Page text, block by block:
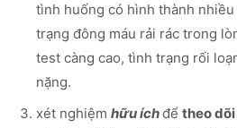
tình huống có hình thành
trạng đông máu rải rác trong
test càng cao, tình trạng rối
nặng.
xét nghiệm hữu íchđể theo